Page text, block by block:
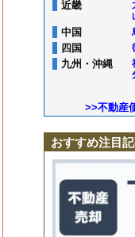
近畿
中国
四国
九州・沖縄
>>不動産
おすすめ注目